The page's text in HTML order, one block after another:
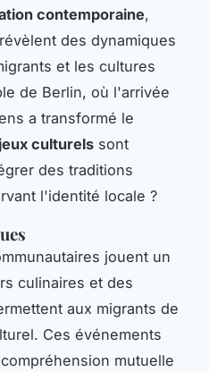
contemporaine,
révèlent des dynamiques
et les cultures
de Berlin, où l'arrivée
a transformé le
culturels sont
des traditions
l'identité locale ?
jouent un
culinaires et des
aux migrants de
Ces événements
mutuelle